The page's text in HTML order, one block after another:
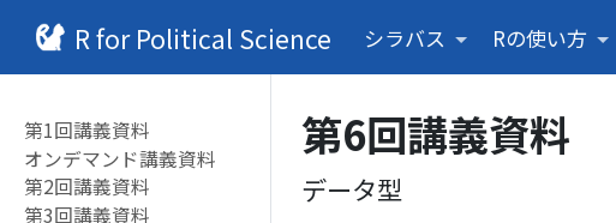
R for Political Science シラバス Rの使い方
第1回講義資料
オンデマンド講義資料
第2回講義資料
第3回講義資料
第6回講義資料
データ型